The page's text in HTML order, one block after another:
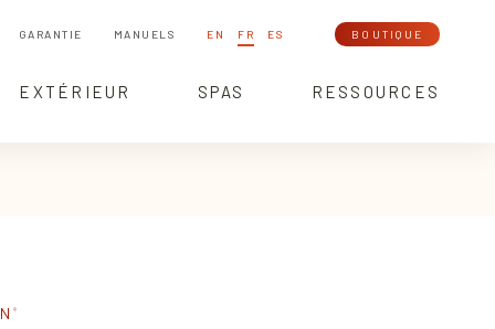
GARANTIE MANUELS EN FR ES
EXTÉRIEUR SPAS RESSOURCES
BOUTIQUE
®